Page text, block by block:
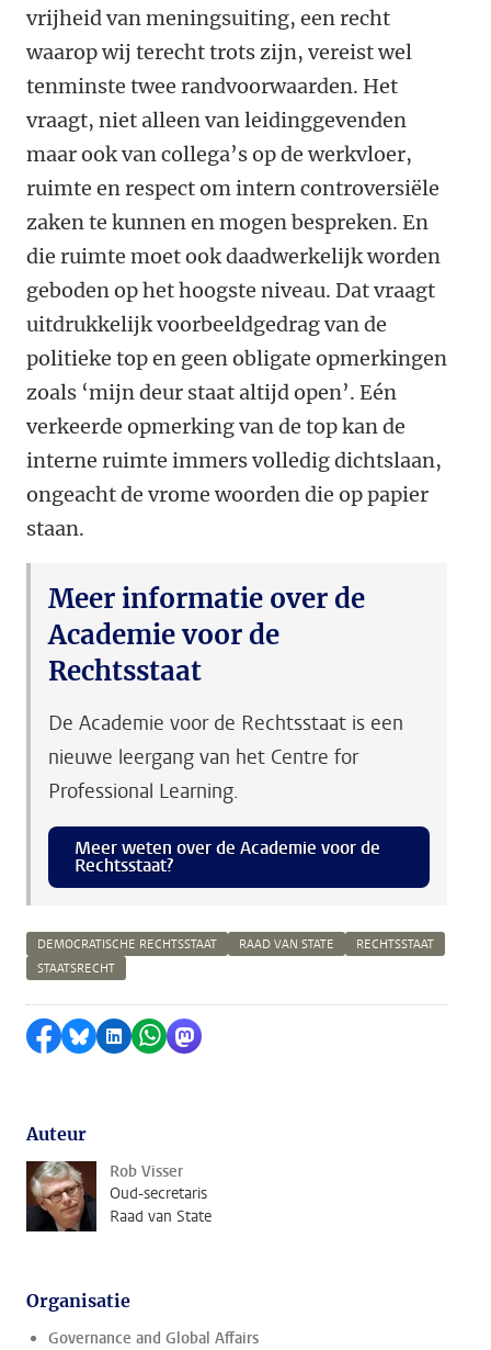
vrijheid van meningsuiting, een recht
waarop wij terecht trots zijn, vereist wel
tenminste twee randvoorwaarden. Het
vraagt, niet alleen van leidinggevenden
maar ook van collega’s op de werkvloer,
ruimte en respect om intern controversiële
zaken te kunnen en mogen bespreken. En
die ruimte moet ook daadwerkelijk worden
geboden op het hoogste niveau. Dat vraagt
uitdrukkelijk voorbeeldgedrag van de
politieke top en geen obligate opmerkingen
zoals ‘mijn deur staat altijd open’. Eén
verkeerde opmerking van de top kan de
interne ruimte immers volledig dichtslaan,
ongeacht de vrome woorden die op papier
staan.
Meer informatie over de
Academie voor de
Rechtsstaat
De Academie voor de Rechtsstaat is een
nieuwe leergang van het Centre for
Professional Learning.
Meer weten over de Academie voor de
Rechtsstaat?
DEMOCRATISCHE RECHTSSTAAT RAAD VAN STATE
RECHTSSTAAT
STAATSRECHT
Delen op Facebook
Delen via Bluesky
Delen op LinkedIn
Delen via WhatsApp
Delen via Mastodon
Auteur
Rob Visser
Oud-secretaris
Raad van State
Organisatie
Governance and Global Affairs